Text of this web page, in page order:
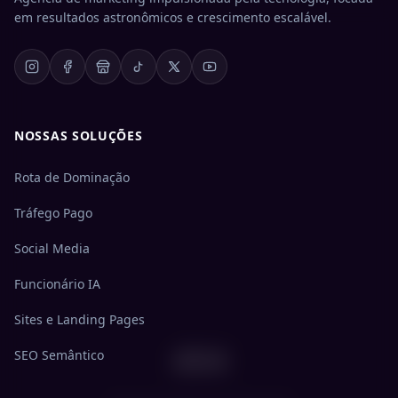
em resultados astronômicos e crescimento escalável.
NOSSAS SOLUÇÕES
Rota de Dominação
Tráfego Pago
Social Media
Funcionário IA
Sites e Landing Pages
SEO Semântico